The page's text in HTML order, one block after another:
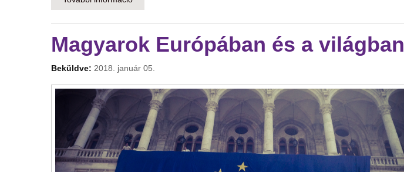
Magyarok Európában és a világban
Beküldve: 2018. január 05.